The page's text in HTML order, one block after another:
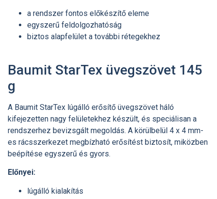
a rendszer fontos előkészítő eleme
egyszerű feldolgozhatóság
biztos alapfelület a további rétegekhez
Baumit StarTex üvegszövet 145
g
A Baumit StarTex lúgálló erősítő üvegszövet háló
kifejezetten nagy felületekhez készült, és speciálisan a
rendszerhez bevizsgált megoldás. A körülbelül 4 x 4 mm-
es rácsszerkezet megbízható erősítést biztosít, miközben
beépítése egyszerű és gyors.
Előnyei:
lúgálló kialakítás